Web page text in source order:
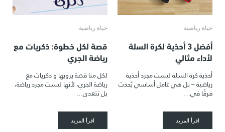
حياة رياضية
أفضل 3 أحذية لكرة السلة
لأداء مثالي
أحذية كرة السلة ليست مجرد أحذية
رياضية – بل هي عامل أساسي يُحدث
فرقًا في…
اقرأ المزيد
حياة رياضية
قصة لكل خطوة: ذكريات مع
رياضة الجري
لكل منا قصة يرويها و ذكريات مع
رياضة الجري، لأنها ليست مجرد رياضة،
بل تتعدى…
اقرأ المزيد